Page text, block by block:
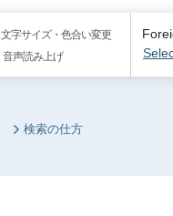
文字サイズ・色合い変更
音声読み上げ
検索の仕方